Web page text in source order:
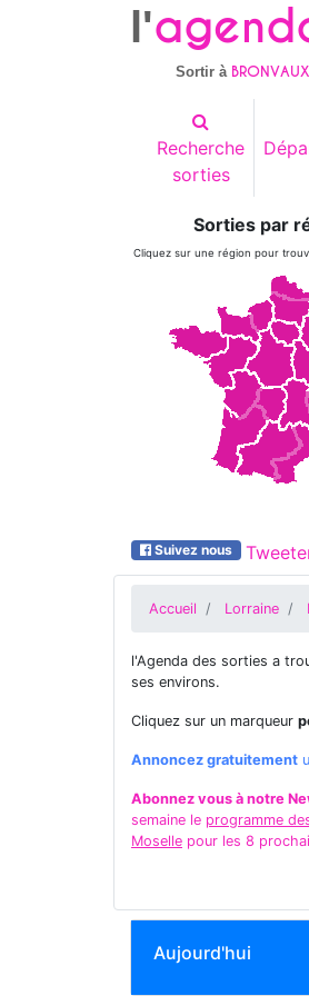
l'
Sortir à BRONVAUX
Recherche
sorties
Sorties par
Cliquez sur une région pour
Suivez nous
Accueil Lorraine
l'Agenda des sorties a
ses environs.
Cliquez sur un marqueur
Annoncez gratuitement
Abonnez vous à notre
semaine le programme
Moselle pour les 8
Aujourd'hui